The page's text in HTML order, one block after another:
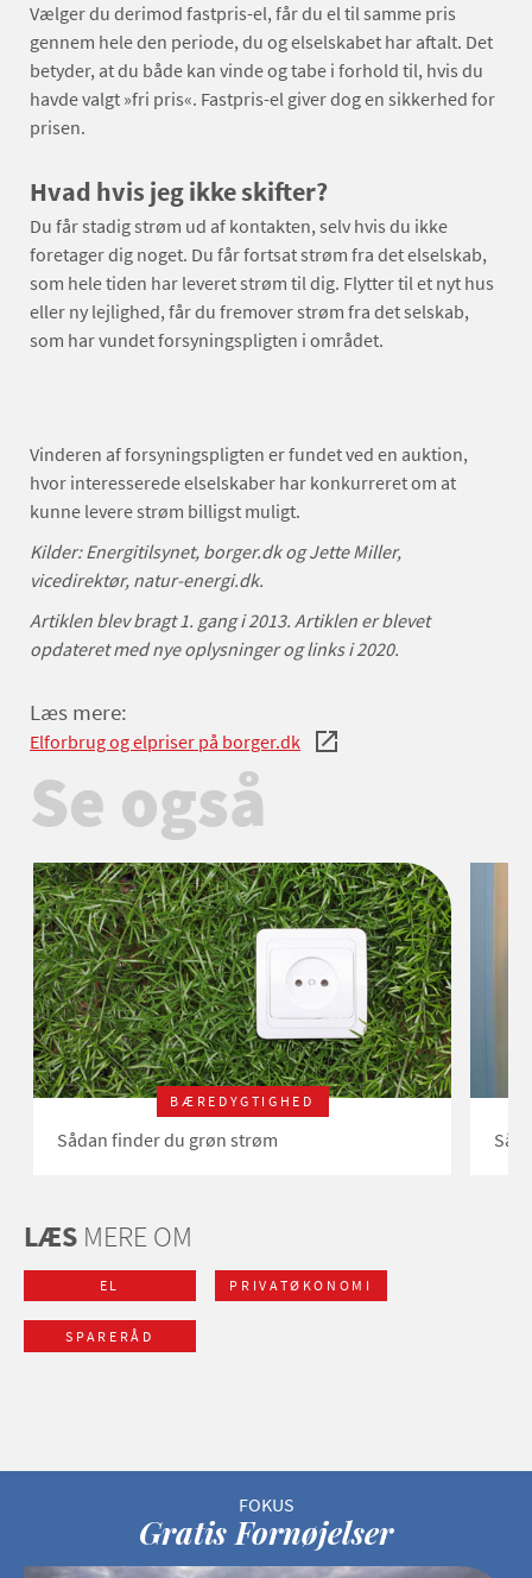
Vælger du derimod fastpris-el, får du el til samme pris
gennem hele den periode, du og elselskabet har aftalt. Det
betyder, at du både kan vinde og tabe i forhold til, hvis du
havde valgt »fri pris«. Fastpris-el giver dog en sikkerhed for
prisen.
Hvad hvis jeg ikke skifter?
Du får stadig strøm ud af kontakten, selv hvis du ikke
foretager dig noget. Du får fortsat strøm fra det elselskab,
som hele tiden har leveret strøm til dig. Flytter til et nyt hus
eller ny lejlighed, får du fremover strøm fra det selskab,
som har vundet forsyningspligten i området.
Vinderen af forsyningspligten er fundet ved en auktion,
hvor interesserede elselskaber har konkurreret om at
kunne levere strøm billigst muligt.
Kilder: Energitilsynet, borger.dk og Jette Miller,
vicedirektør, natur-energi.dk.
Artiklen blev bragt 1. gang i 2013. Artiklen er blevet
opdateret med nye oplysninger og links i 2020.
Læs mere:
Elforbrug og elpriser på borger.dk
Se også
BÆREDYGTIGHED
Sådan finder du grøn strøm
LÆS MERE OM
EL PRIVATØKONOMI
SPARERÅD
Gratis Fornøjelser